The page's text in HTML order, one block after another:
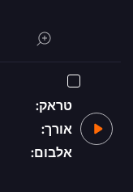
טראק:
אורך:
אלבום: